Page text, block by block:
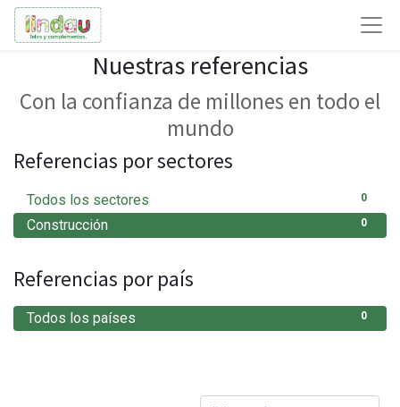
Nuestras referencias
Con la confianza de millones en todo el
mundo
Referencias por sectores
0
Todos los sectores
0
Construcción
Referencias por país
0
Todos los países